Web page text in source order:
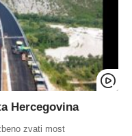
Hercegovina
zvati most